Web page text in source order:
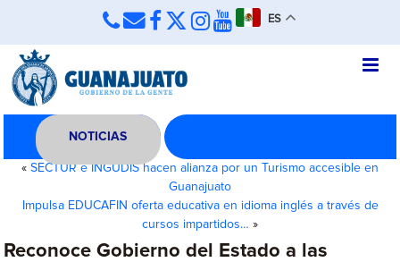
ES
NOTICIAS
« SECTUR e INGUDIS hacen alianza por un Turismo accesible en
Guanajuato
Impulsa EDUCAFIN oferta educativa en idioma inglés a través de
cursos impartidos… »
Reconoce Gobierno del Estado a las